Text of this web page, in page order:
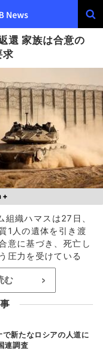
還 家族は合意の
求
+
組織ハマスは27日、
1人の遺体を引き渡
意に基づき、死亡し
圧力を受けている
む >
で新たなロシアの人道に
連調査